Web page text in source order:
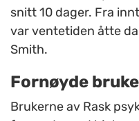
snitt 10 dager. Fra
var ventetiden åtte
Smith.
Fornøyde
Brukerne av Rask